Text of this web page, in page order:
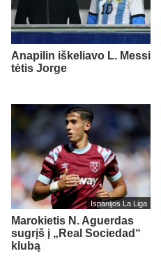
Anapilin iškeliavo L. Messi
tėtis Jorge
Ispanijos La Liga
Marokietis N. Aguerdas
sugrįš į „Real Sociedad“
klubą